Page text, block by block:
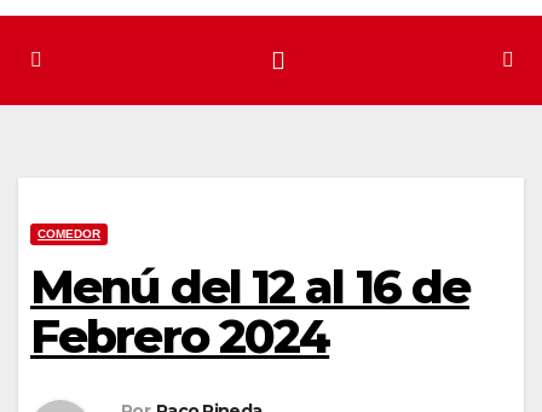
COMEDOR
Menú del 12 al 16 de
Febrero 2024